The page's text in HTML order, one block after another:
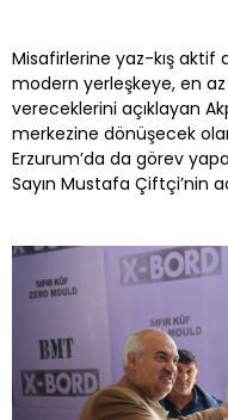
Misafirlerine yaz-kış aktif
modern yerleşkeye, en az
vereceklerini açıklayan
merkezine dönüşecek
Erzurum’da da görev
Sayın Mustafa Çiftçi’nin